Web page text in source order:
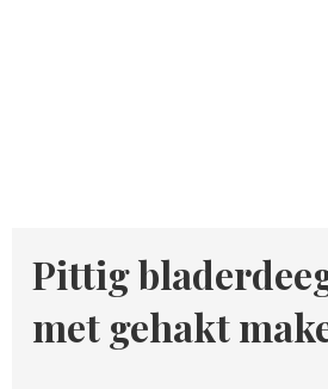
Pittig
met gehakt